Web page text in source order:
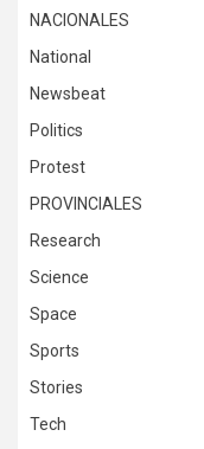
NACIONALES
National
Newsbeat
Politics
Protest
PROVINCIALES
Research
Science
Space
Sports
Stories
Tech